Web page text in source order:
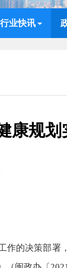
行业快讯
康规
决策部署